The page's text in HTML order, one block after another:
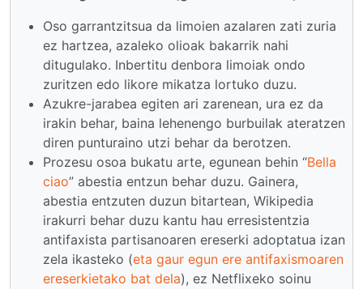
Oso garrantzitsua da limoien azalaren zati zuria
ez hartzea, azaleko olioak bakarrik nahi
ditugulako. Inbertitu denbora limoiak ondo
zuritzen edo likore mikatza lortuko duzu.
Azukre-jarabea egiten ari zarenean, ura ez da
irakin behar, baina lehenengo burbuilak ateratzen
diren punturaino utzi behar da berotzen.
Prozesu osoa bukatu arte, egunean behin “Bella
ciao” abestia entzun behar duzu. Gainera,
abestia entzuten duzun bitartean, Wikipedia
irakurri behar duzu kantu hau erresistentzia
antifaxista partisanoaren ereserki adoptatua izan
zela ikasteko (eta gaur egun ere antifaxismoaren
ereserkietako bat dela), ez Netflixeko soinu